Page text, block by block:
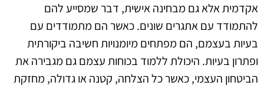
אקדמית אלא גם מבחינה אישית, דבר שמסייע להם
להתמודד עם אתגרים שונים. כאשר הם מתמודדים עם
בעיות בעצמם, הם מפתחים מיומנויות חשיבה ביקורתית
ופתרון בעיות. היכולת ללמוד בכוחות עצמם גם מגבירה את
הביטחון העצמי, כאשר כל הצלחה, קטנה או גדולה, מחזקת